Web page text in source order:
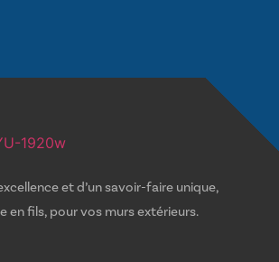
et d’un savoir-faire unique,
en fils, pour vos murs extérieurs.